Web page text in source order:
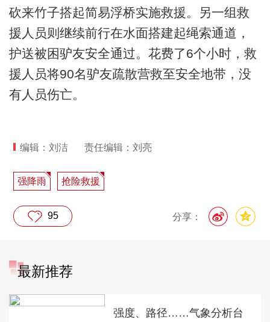
砍来竹子搭起简易浮桥实施救援。另一组救
援人员则继续前行在水面搭建起绳索通道，
护送被困驴友安全通过。花费了6个小时，救
援人员将90名驴友疏散营救至安全地带，没
有人员伤亡。
编辑：刘洁 责任编辑：刘亮
强降雨 抢险救援
分享：
95
最新推荐
强度、路径……气象分析台